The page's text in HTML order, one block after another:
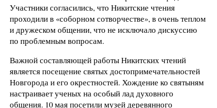
Участники согласились, что Никитские чтения
проходили в «соборном сотворчестве», в очень теплом
и дружеском общении, что не исключало дискуссию
по проблемным вопросам.
Важной составляющей работы Никитских чтений
является посещение святых достопримечательностей
Новгорода и его окрестностей. Хождение ко святыням
настраивает ученых на особый лад духовного
общения. 10 мая посетили музей деревянного